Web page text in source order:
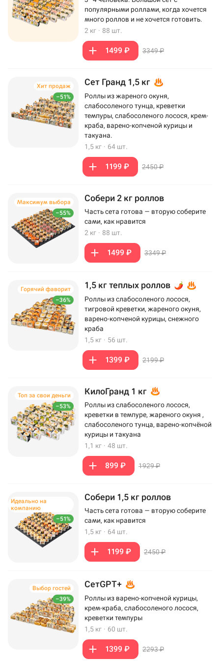
популярными роллами, когда хочется
много роллов и не хочется готовить.
2 кг · 88 шт.
1499 ₽ 3349 ₽
–51%
Хит продаж Сет Гранд 1,5 кг
Роллы из жареного окуня,
слабосоленого тунца, креветки
темпуры, слабосоленого лосося, крем-
краба, варено-копченой курицы и
такуана.
1,5 кг · 64 шт.
1199 ₽ 2450 ₽
–55%
Максимум выбора Собери 2 кг роллов
Часть сета готова — вторую соберите
сами, как нравится
2 кг · 88 шт.
1499 ₽ 3349 ₽
–36%
Горячий фаворит 1,5 кг теплых роллов
Роллы из слабосоленого лосося,
тигровой креветки, жареного окуня,
варено-копченой курицы, снежного
краба
1,5 кг · 56 шт.
1399 ₽ 2199 ₽
–53%
Топ за свои деньги КилоГранд 1 кг
Роллы из слабосоленого лосося,
креветки в темпуре, жареного окуня ,
слабосоленого тунца, варено-копчёной
курицы и такуана
1,1 кг · 48 шт.
899 ₽ 1929 ₽
–51%
Идеально на
компанию
Собери 1,5 кг роллов
Часть сета готова — вторую соберите
сами, как нравится
1,5 кг · 64 шт.
1199 ₽ 2450 ₽
–39%
Выбор гостей СетGPT+
Роллы из варено-копченой курицы,
крем-краба, слабосоленого лосося,
креветки темпуры
1,5 кг · 60 шт.
1399 ₽ 2293 ₽